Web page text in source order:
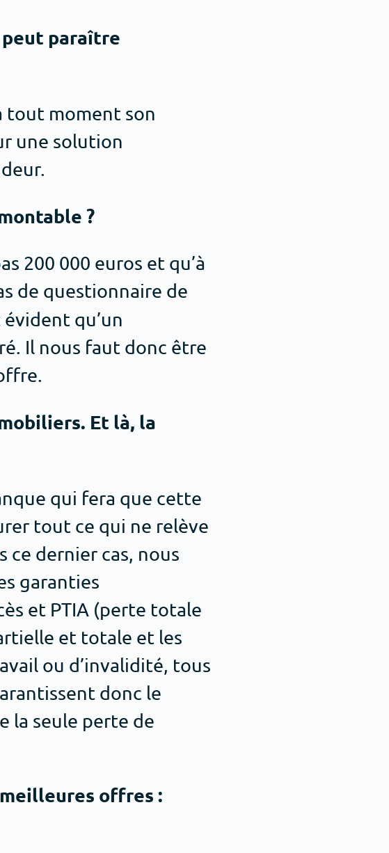
peut paraître
tout moment son
une solution
?
200 000 euros et qu’à
de questionnaire de
qu’un
Il nous faut donc être
Et là, la
qui fera que cette
tout ce qui ne relève
ce dernier cas, nous
garanties
et PTIA (perte totale
et totale et les
ou d’invalidité, tous
donc le
la seule perte de
offres :